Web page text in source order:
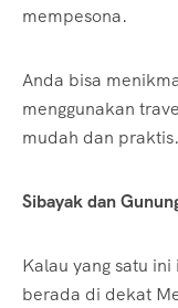
mempesona.
Anda bisa
menggunakan
mudah dan praktis.
Sibayak dan
Kalau yang satu
berada di dekat